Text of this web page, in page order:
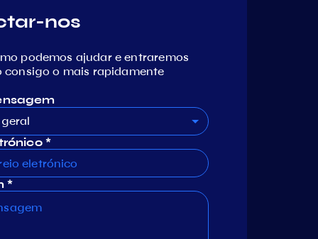
nos
podemos ajudar e entraremos
consigo o mais rapidamente
*
*